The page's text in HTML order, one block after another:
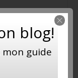
blog!
guide